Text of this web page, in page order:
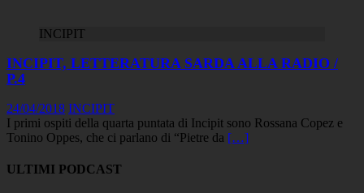
INCIPIT
INCIPIT, LETTERATURA SARDA ALLA RADIO /
P.4
24/04/2018 INCIPIT
I primi ospiti della quarta puntata di Incipit sono Rossana Copez e
Tonino Oppes, che ci parlano di “Pietre da […]
ULTIMI PODCAST